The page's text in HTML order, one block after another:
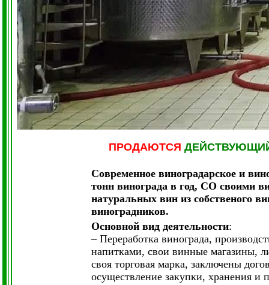
ПРОДАЮТСЯ
Современное виноградарское и
тонн винограда в год, СО своими
натуральных вин из собственого
виноградников.
Основной вид деятельности:
– Пepepaбoткa винoгpaдa,
напитками, свои винные магазины,
своя торговая марка, заключены
ocyщecтвлeниe зaкyпки, xpaнeния и